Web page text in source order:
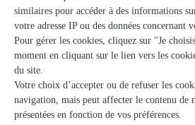
Rosalie Fleurs
Burnhaupt le Haut
★ ★ ★
10, rue Principale
Voir la boutique